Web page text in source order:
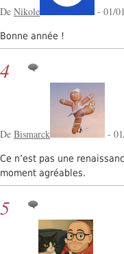
De Nikole - 01/
Bonne année !
4
De Bismarck -
Ce n’est pas une
moment agréables.
5